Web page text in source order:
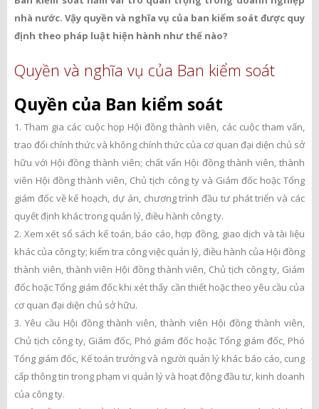
nhà nước. Vậy quyền và nghĩa vụ của ban kiểm soát được quy
định theo pháp luật hiện hành như thế nào?
Quyền và nghĩa vụ của Ban kiểm soát
Quyền của Ban kiểm soát
1. Tham gia các cuộc họp Hội đồng thành viên, các cuộc tham vấn,
trao đổi chính thức và không chính thức của cơ quan đại diện chủ sở
hữu với Hội đồng thành viên; chất vấn Hội đồng thành viên, thành
viên Hội đồng thành viên, Chủ tịch công ty và Giám đốc hoặc Tổng
giám đốc về kế hoạch, dự án, chương trình đầu tư phát triển và các
quyết định khác trong quản lý, điều hành công ty.
2. Xem xét sổ sách kế toán, báo cáo, hợp đồng, giao dịch và tài liệu
khác của công ty; kiểm tra công việc quản lý, điều hành của Hội đồng
thành viên, thành viên Hội đồng thành viên, Chủ tịch công ty, Giám
đốc hoặc Tổng giám đốc khi xét thấy cần thiết hoặc theo yêu cầu của
cơ quan đại diện chủ sở hữu.
3. Yêu cầu Hội đồng thành viên, thành viên Hội đồng thành viên,
Chủ tịch công ty, Giám đốc, Phó giám đốc hoặc Tổng giám đốc, Phó
Tổng giám đốc, Kế toán trưởng và người quản lý khác báo cáo, cung
cấp thông tin trong phạm vi quản lý và hoạt động đầu tư, kinh doanh
của công ty.